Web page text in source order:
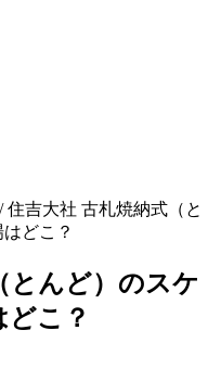
/住吉大社 古札焼納式（と
どこ？
とんど）のスケ
どこ？